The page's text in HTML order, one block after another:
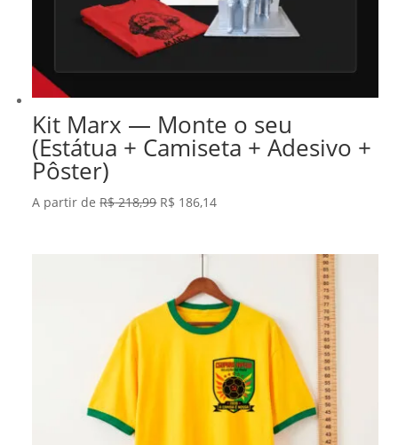
Kit Marx — Monte o seu
(Estátua + Camiseta + Adesivo +
Pôster)
A partir deR$218,99 O
R$ 218,99.
R$ 186,14O
R$ 186,14.